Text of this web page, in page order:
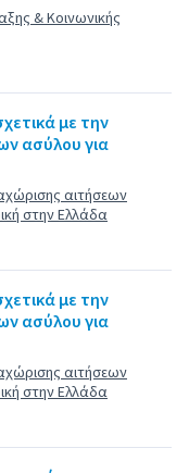
& Κοινωνικής
με την
ασύλου για
αιτήσεων
στην Ελλάδα
με την
ασύλου για
αιτήσεων
στην Ελλάδα